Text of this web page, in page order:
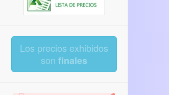
Los precios exhibidos
son finales